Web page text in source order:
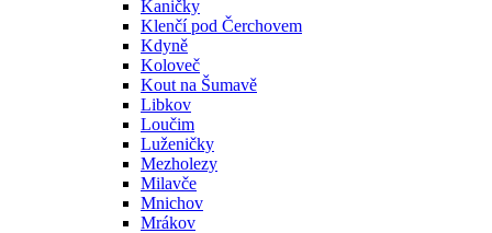
Kaničky
Klenčí pod Čerchovem
Kdyně
Koloveč
Kout na Šumavě
Libkov
Loučim
Luženičky
Mezholezy
Milavče
Mnichov
Mrákov